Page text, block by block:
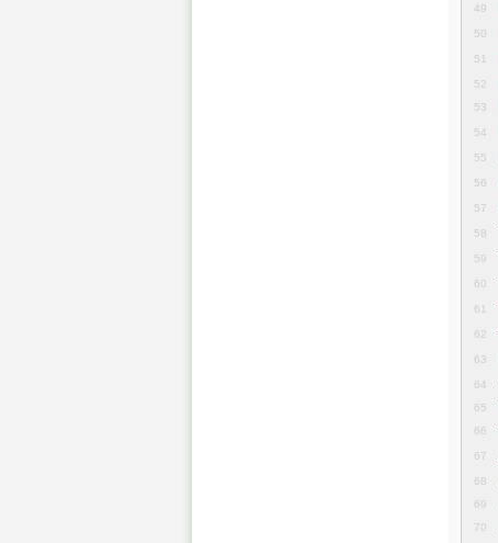
49
50
51
52
53
54
55
56
57
58
59
60
61
62
63
64
65
66
67
68
69
70